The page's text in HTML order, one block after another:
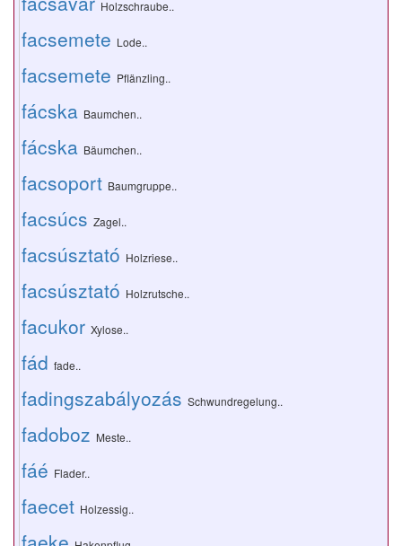
Holzschraube..
facsemete Lode..
facsemete Pflänzling..
fácska Baumchen..
fácska Bäumchen..
facsoport Baumgruppe..
facsúcs Zagel..
facsúsztató Holzriese..
facsúsztató Holzrutsche..
facukor Xylose..
fád fade..
fadingszabályozás Schwundregelung..
fadoboz Meste..
fáé Flader..
faecet Holzessig..